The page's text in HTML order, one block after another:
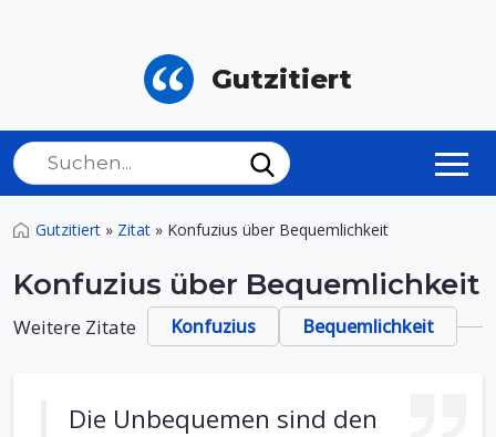
Gutzitiert
Gutzitiert » Zitat » Konfuzius über Bequemlichkeit
Konfuzius über Bequemlichkeit
Weitere Zitate Konfuzius Bequemlichkeit
Die Unbequemen sind den